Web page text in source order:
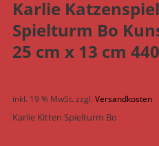
Karlie
Spielturm Bo
25 cm x 13 cm
inkl. 19 % MwSt. zzgl. Versandkosten
Karlie Kitten Spielturm Bo